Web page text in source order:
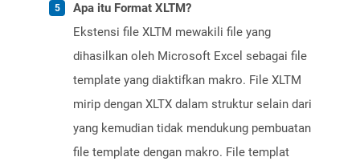
Apa itu Format XLTM?
Ekstensi file XLTM mewakili file yang
dihasilkan oleh Microsoft Excel sebagai file
template yang diaktifkan makro. File XLTM
mirip dengan XLTX dalam struktur selain dari
yang kemudian tidak mendukung pembuatan
file template dengan makro. File templat